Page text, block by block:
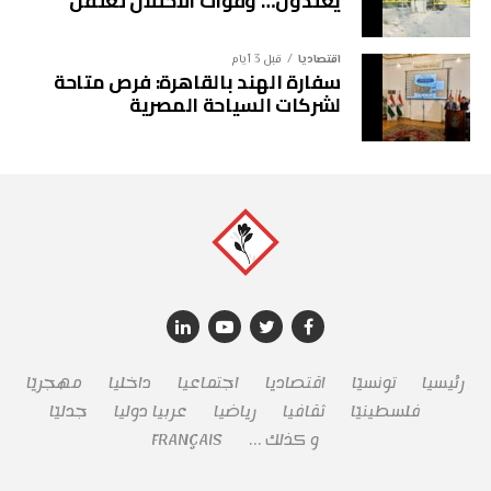
اقتصاديا قبل 3 أيام
سفارة الهند بالقاهرة: فرص متاحة
لشركات السياحة المصرية
رئيسيا تونسيّا اقتصاديا اجتماعيا داخليا
مهجريّا
فلسطينيّا
ثقافيا رياضيا عربيا دوليا
جدليّا
و كذلك …
FRANÇAIS